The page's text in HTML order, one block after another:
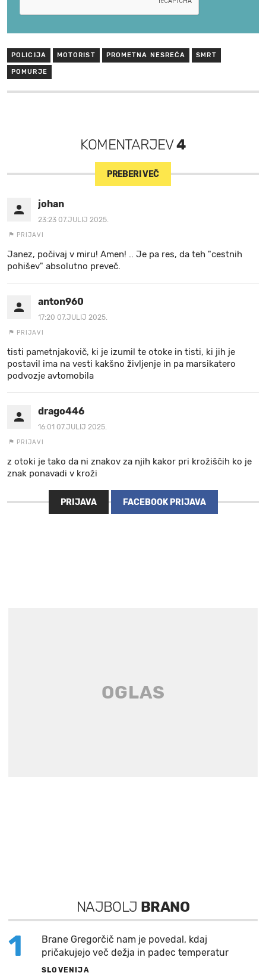
POLICIJA MOTORIST PROMETNA NESREČA SMRT
POMURJE
KOMENTARJEV4
PREBERI VEČ
johan
23:23 07.JULIJ 2025.
PRIJAVI
Janez, počivaj v miru! Amen! .. Je pa res, da teh "cestnih
pohišev" absolutno preveč.
anton960
17:20 07.JULIJ 2025.
PRIJAVI
tisti pametnjakovič, ki je izumil te otoke in tisti, ki jih je
postavil ima na vesti kakšno življenje in pa marsikatero
podvozje avtomobila
drago446
16:01 07.JULIJ 2025.
PRIJAVI
z otoki je tako da ni znakov za njih kakor pri krožiščih ko je
znak ponavadi v kroži
PRIJAVA FACEBOOK PRIJAVA
NAJBOLJ BRANO
1
Brane Gregorčič nam je povedal, kdaj
pričakujejo več dežja in padec temperatur
SLOVENIJA